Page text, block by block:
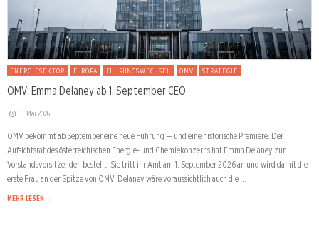
ENERGIESEKTOR EUROPA FÜHRUNGSWECHSEL OMV STRATEGIE
OMV: Emma Delaney ab 1. September CEO
11. Mai 2026
OMV bekommt ab September eine neue Führung — und eine historische Premiere. Der
Aufsichtsrat des österreichischen Energie- und Chemiekonzerns hat Emma Delaney zur
Vorstandsvorsitzenden bestellt. Sie tritt ihr Amt am 1. September 2026 an und wird damit die
erste Frau an der Spitze von OMV. Delaney wäre voraussichtlich auch die …
MEHR LESEN →